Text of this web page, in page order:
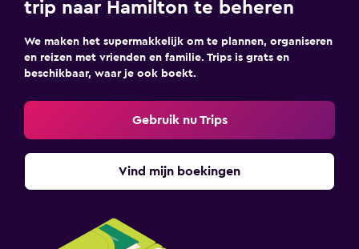
trip naar Hamilton te beheren
We maken het supermakkelijk om te plannen, organiseren
en reizen met vrienden en familie. Trips is grats en
beschikbaar, waar je ook boekt.
Gebruik nu Trips
Vind mijn boekingen